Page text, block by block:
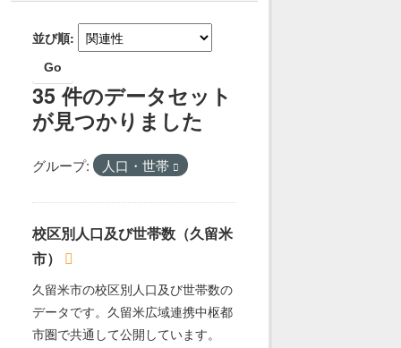
並び順
Go
35 件のデータセット
が見つかりました
グループ: 人口・世帯
校区別人口及び世帯数（久留米
市）
久留米市の校区別人口及び世帯数の
データです。久留米広域連携中枢都
市圏で共通して公開しています。